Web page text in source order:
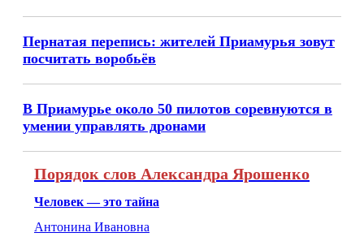
Пернатая перепись: жителей Приамурья зовут
посчитать воробьёв
В Приамурье около 50 пилотов соревнуются в
умении управлять дронами
Порядок слов Александра Ярошенко
Человек — это тайна
Антонина Ивановна